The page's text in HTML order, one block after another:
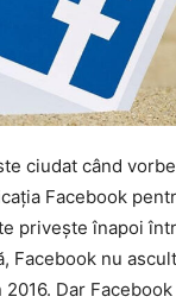
ciudat când
Facebook
privește înapoi
Facebook nu
Dar